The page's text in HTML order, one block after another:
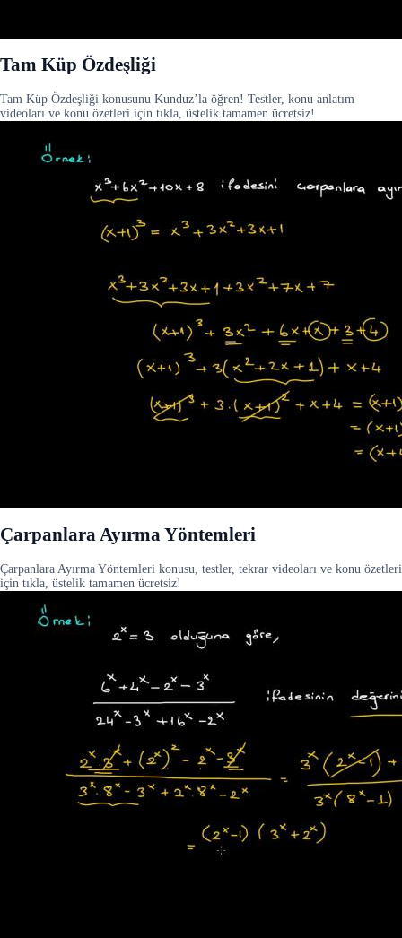
Tam Küp Özdeşliği
Tam Küp Özdeşliği konusunu Kunduz’la öğren! Testler, konu anlatım
videoları ve konu özetleri için tıkla, üstelik tamamen ücretsiz!
Çarpanlara Ayırma Yöntemleri
Çarpanlara Ayırma Yöntemleri konusu, testler, tekrar videoları ve konu özetleri
için tıkla, üstelik tamamen ücretsiz!